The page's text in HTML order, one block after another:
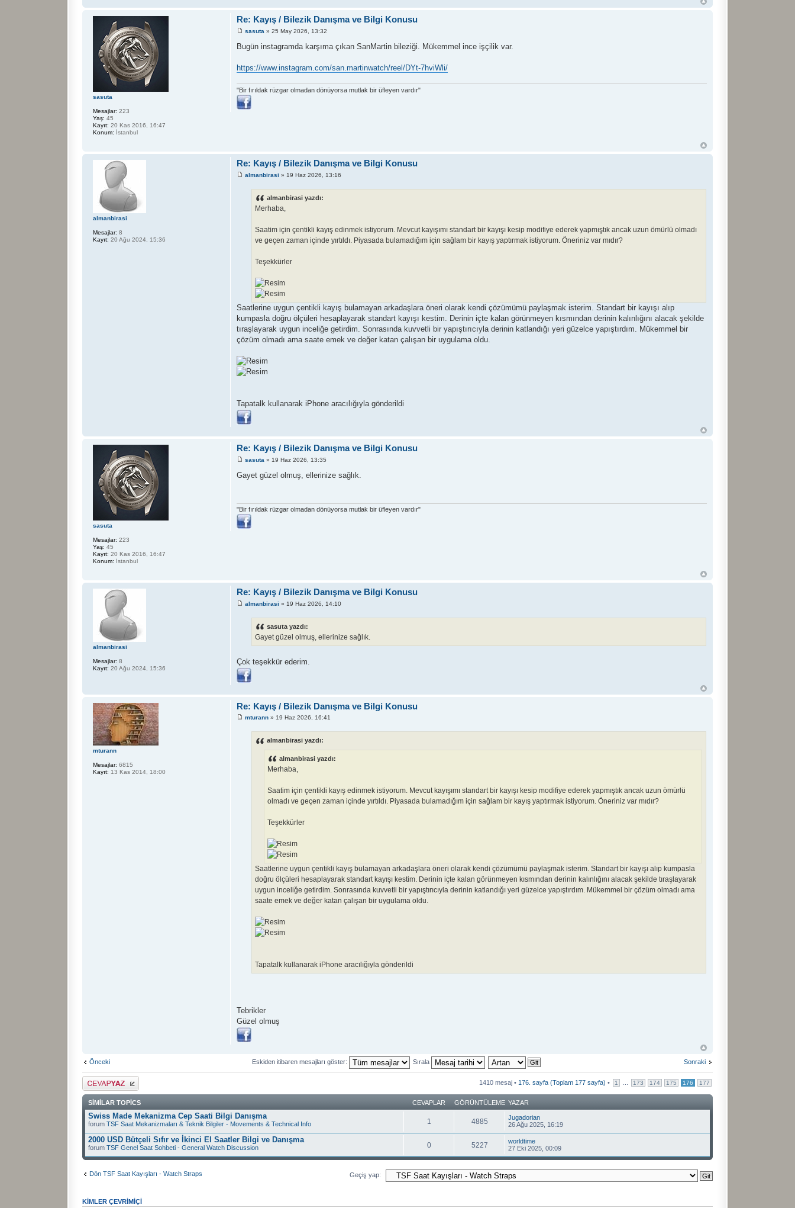
Re: Kayış / Bilezik Danışma ve Bilgi Konusu
sasuta » 25 May 2026, 13:32
Bugün instagramda karşıma çıkan SanMartin bileziği. Mükemmel ince işçilik var.
https://www.instagram.com/san.martinwatch/reel/DYt-7hviWli/
"Bir fırıldak rüzgar olmadan dönüyorsa mutlak bir üfleyen vardır"
sasuta
Mesajlar: 223
Yaş: 45
Kayıt: 20 Kas 2016, 16:47
Konum: İstanbul
Re: Kayış / Bilezik Danışma ve Bilgi Konusu
almanbirasi » 19 Haz 2026, 13:16
almanbirasi yazdı:
Merhaba,
Saatim için çentikli kayış edinmek istiyorum. Mevcut kayışımı standart bir kayışı kesip modifiye ederek yapmıştık ancak uzun ömürlü olmadı
ve geçen zaman içinde yırtıldı. Piyasada bulamadığım için sağlam bir kayış yaptırmak istiyorum. Öneriniz var mıdır?
Teşekkürler
Saatlerine uygun çentikli kayış bulamayan arkadaşlara öneri olarak kendi çözümümü paylaşmak isterim. Standart bir kayışı alıp
kumpasla doğru ölçüleri hesaplayarak standart kayışı kestim. Derinin içte kalan görünmeyen kısmından derinin kalınlığını alacak şekilde
tıraşlayarak uygun inceliğe getirdim. Sonrasında kuvvetli bir yapıştırıcıyla derinin katlandığı yeri güzelce yapıştırdım. Mükemmel bir
çözüm olmadı ama saate emek ve değer katan çalışan bir uygulama oldu.
Tapatalk kullanarak iPhone aracılığıyla gönderildi
almanbirasi
Mesajlar: 8
Kayıt: 20 Ağu 2024, 15:36
Re: Kayış / Bilezik Danışma ve Bilgi Konusu
sasuta » 19 Haz 2026, 13:35
Gayet güzel olmuş, ellerinize sağlık.
"Bir fırıldak rüzgar olmadan dönüyorsa mutlak bir üfleyen vardır"
sasuta
Mesajlar: 223
Yaş: 45
Kayıt: 20 Kas 2016, 16:47
Konum: İstanbul
Re: Kayış / Bilezik Danışma ve Bilgi Konusu
almanbirasi » 19 Haz 2026, 14:10
sasuta yazdı:
Gayet güzel olmuş, ellerinize sağlık.
Çok teşekkür ederim.
almanbirasi
Mesajlar: 8
Kayıt: 20 Ağu 2024, 15:36
Re: Kayış / Bilezik Danışma ve Bilgi Konusu
mturann » 19 Haz 2026, 16:41
almanbirasi yazdı:
almanbirasi yazdı:
Merhaba,
Saatim için çentikli kayış edinmek istiyorum. Mevcut kayışımı standart bir kayışı kesip modifiye ederek yapmıştık ancak uzun ömürlü
olmadı ve geçen zaman içinde yırtıldı. Piyasada bulamadığım için sağlam bir kayış yaptırmak istiyorum. Öneriniz var mıdır?
Teşekkürler
Saatlerine uygun çentikli kayış bulamayan arkadaşlara öneri olarak kendi çözümümü paylaşmak isterim. Standart bir kayışı alıp kumpasla
doğru ölçüleri hesaplayarak standart kayışı kestim. Derinin içte kalan görünmeyen kısmından derinin kalınlığını alacak şekilde tıraşlayarak
uygun inceliğe getirdim. Sonrasında kuvvetli bir yapıştırıcıyla derinin katlandığı yeri güzelce yapıştırdım. Mükemmel bir çözüm olmadı ama
saate emek ve değer katan çalışan bir uygulama oldu.
Tapatalk kullanarak iPhone aracılığıyla gönderildi
Tebrikler
Güzel olmuş
mturann
Mesajlar: 6815
Kayıt: 13 Kas 2014, 18:00
Önceki Sonraki
Eskiden itibaren mesajları göster: Sırala
Cevap gönder 1410 mesaj • 176 . sayfa (Toplam 177 sayfa) • 1 173 174 175 176 177
SIMILAR TOPICS CEVAPLAR GÖRÜNTÜLEME YAZAR
Swiss Made Mekanizma Cep Saati Bilgi Danışma
forum TSF Saat Mekanizmaları & Teknik Bilgiler - Movements & Technical Info 1 4885
Jugadorian
26 Ağu 2025, 16:19
2000 USD Bütçeli Sıfır ve İkinci El Saatler Bilgi ve Danışma
forum TSF Genel Saat Sohbeti - General Watch Discussion 0 5227
worldtime
27 Eki 2025, 00:09
Dön TSF Saat Kayışları - Watch Straps Geçiş yap:
KIMLER ÇEVRIMIÇI